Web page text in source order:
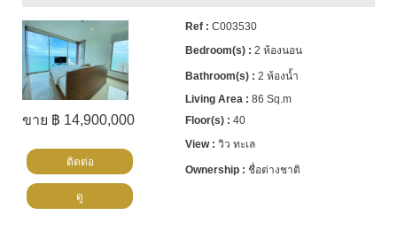
ขาย ฿ 14,900,000
C003530
2 ห้องนอน
2 ห้องน้ำ
86 Sq.m
40
วิว ทะเล
ชื่อต่างชาติ
ติดต่อ
ดู